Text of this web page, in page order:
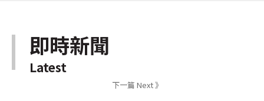
即時新聞
Latest
下一篇 Next 》